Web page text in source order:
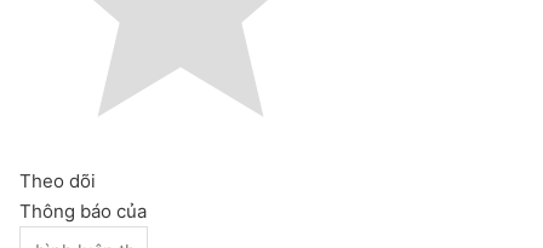
Theo dõi
Thông báo của